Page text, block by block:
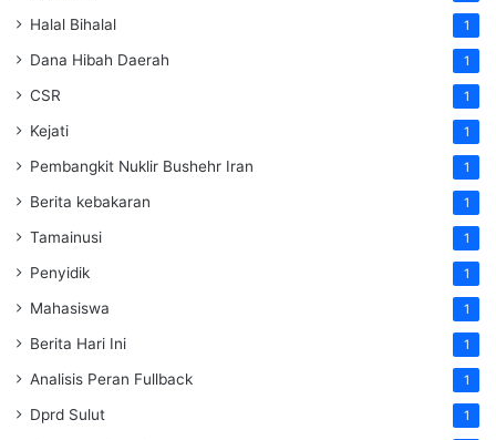
Halal Bihalal 1
Dana Hibah Daerah 1
CSR 1
Kejati 1
Pembangkit Nuklir Bushehr Iran 1
Berita kebakaran 1
Tamainusi 1
Penyidik 1
Mahasiswa 1
Berita Hari Ini 1
Analisis Peran Fullback 1
Dprd Sulut 1